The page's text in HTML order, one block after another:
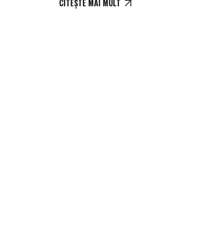
CITEȘTE MAI MULT